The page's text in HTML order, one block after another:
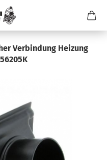
Verbindung Heizung